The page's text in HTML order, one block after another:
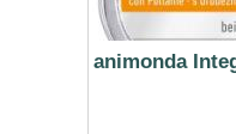
animonda